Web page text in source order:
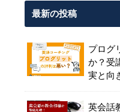
最新の投稿
プログ
か？受
実と向
英会話